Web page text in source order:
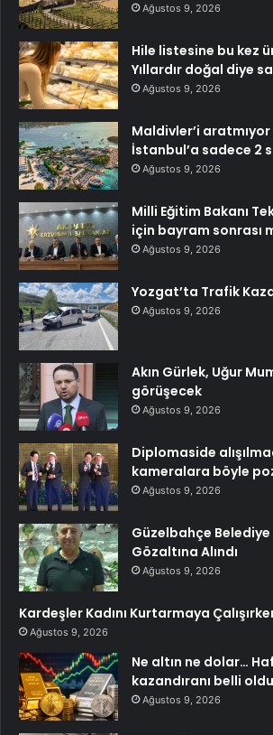
Ağustos 9, 2026
Hile listesine bu kez
Yıllardır doğal diye
Ağustos 9, 2026
Maldivler’i
İstanbul’a sadece 2
Ağustos 9, 2026
Milli Eğitim Bakanı
için bayram sonrası
Ağustos 9, 2026
Yozgat’ta Trafik
Ağustos 9, 2026
Akın Gürlek, Uğur
görüşecek
Ağustos 9, 2026
Diplomaside
kameralara böyle
Ağustos 9, 2026
Güzelbahçe Belediye
Gözaltına Alındı
Ağustos 9, 2026
Kardeşler Kadını Kurtarmaya
Ağustos 9, 2026
Ne altın ne dolar…
kazandıranı belli oldu
Ağustos 9, 2026